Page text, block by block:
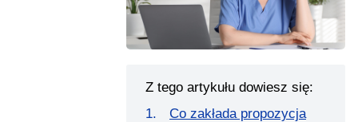
Z tego artykułu dowiesz się:
Co zakłada propozycja